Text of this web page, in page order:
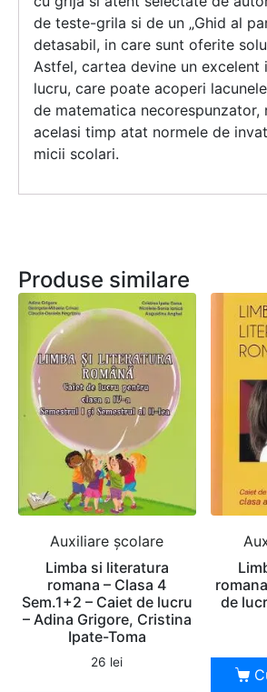
de teste-grila si de un „Ghid al
detasabil, in care sunt oferite
Astfel, cartea devine un excelent
lucru, care poate acoperi
de matematica necorespunzator,
acelasi timp atat normele de
micii scolari.
Produse similare
Auxiliare şcolare
Limba si literatura
romana – Clasa 4
Sem.1+2 – Caiet de lucru
– Adina Grigore, Cristina
Ipate-Toma
26 lei
de